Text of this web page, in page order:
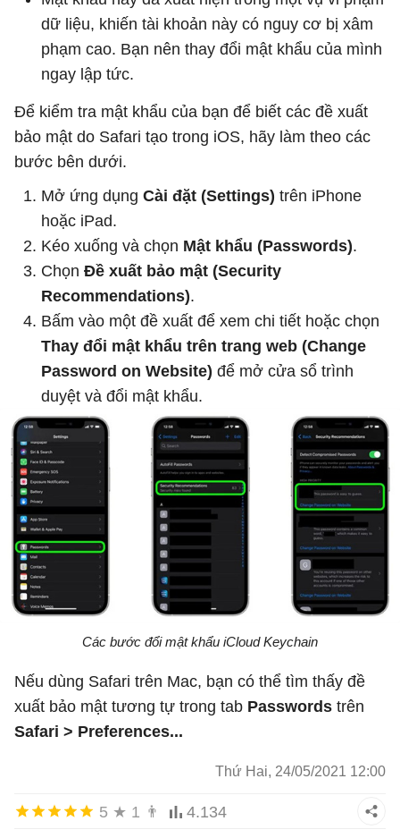
dữ liệu, khiến tài khoản này có nguy cơ bị xâm
phạm cao. Bạn nên thay đổi mật khẩu của mình
ngay lập tức.
Để kiểm tra mật khẩu của bạn để biết các đề xuất
bảo mật do Safari tạo trong iOS, hãy làm theo các
bước bên dưới.
Mở ứng dụng Cài đặt (Settings) trên iPhone
hoặc iPad.
Kéo xuống và chọn Mật khẩu (Passwords).
Chọn Đề xuất bảo mật (Security
Recommendations).
Bấm vào một đề xuất để xem chi tiết hoặc chọn
Thay đổi mật khẩu trên trang web (Change
Password on Website) để mở cửa sổ trình
duyệt và đổi mật khẩu.
Các bước đổi mật khẩu iCloud Keychain
Nếu dùng Safari trên Mac, bạn có thể tìm thấy đề
xuất bảo mật tương tự trong tab Passwords trên
Safari > Preferences...
Thứ Hai, 24/05/2021 12:00
5 ★ 1 👨 4.134